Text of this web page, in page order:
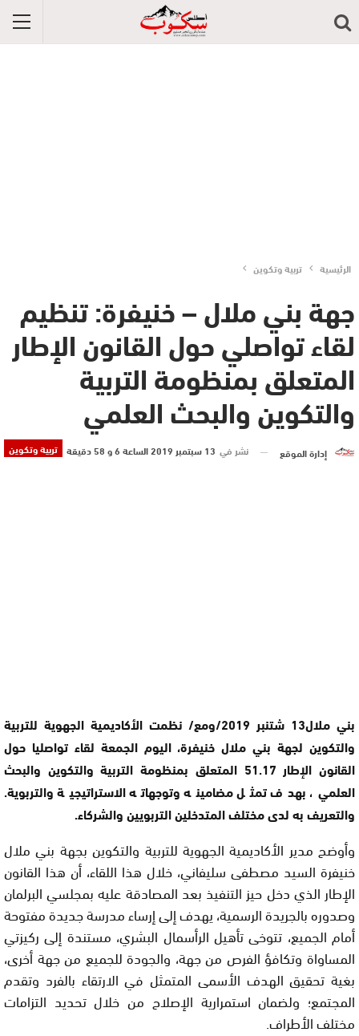
الرئيسية تربية وتكوين
جهة بني ملال – خنيفرة: تنظيم
لقاء تواصلي حول القانون الإطار
المتعلق بمنظومة التربية
والتكوين والبحث العلمي
تربية وتكوين إدارة الموقع نشر في 13 سبتمبر 2019 الساعة 6 و 58 دقيقة
بني ملال13 شتنبر 2019/ومع/ نظمت الأكاديمية الجهوية للتربية
والتكوين لجهة بني ملال خنيفرة، اليوم الجمعة لقاء تواصليا حول
القانون الإطار 51.17 المتعلق بمنظومة التربية والتكوين والبحث
العلمي، بهدف تمثل مضامينه وتوجهاته الاستراتيجية والتربوية.
والتعريف به لدى مختلف المتدخلين التربويين والشركاء.
وأوضح مدير الأكاديمية الجهوية للتربية والتكوين بجهة بني ملال
خنيفرة السيد مصطفى سليفاني، خلال هذا اللقاء، أن هذا القانون
الإطار الذي دخل حيز التنفيذ بعد المصادقة عليه بمجلسي البرلمان
وصدوره بالجريدة الرسمية، يهدف إلى إرساء مدرسة جديدة مفتوحة
أمام الجميع، تتوخى تأهيل الرأسمال البشري، مستندة إلى ركيزتي
المساواة وتكافؤ الفرص من جهة، والجودة للجميع من جهة أخرى،
بغية تحقيق الهدف الأسمى المتمثل في الارتقاء بالفرد وتقدم
المجتمع؛ ولضمان استمرارية الإصلاح من خلال تحديد التزامات
مختلف الأطراف.